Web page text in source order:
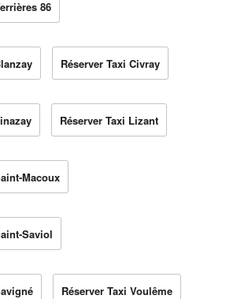
86
Réserver Taxi Civray
Réserver Taxi Lizant
Macoux
Saviol
Réserver Taxi Voulême